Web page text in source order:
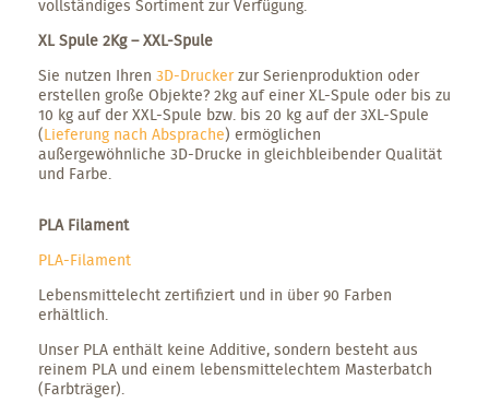
vollständiges Sortiment zur Verfügung.
XL Spule 2Kg – XXL-Spule
Sie nutzen Ihren 3D-Druckerzur Serienproduktion oder
erstellen große Objekte? 2kg auf einer XL-Spule oder bis zu
10 kg auf der XXL-Spule bzw. bis 20 kg auf der 3XL-Spule
(Lieferung nach Absprache) ermöglichen
außergewöhnliche 3D-Drucke in gleichbleibender Qualität
und Farbe.
PLA Filament
PLA-Filament
Lebensmittelecht zertifiziert und in über 90 Farben
erhältlich.
Unser PLA enthält keine Additive, sondern besteht aus
reinem PLA und einem lebensmittelechtem Masterbatch
(Farbträger).